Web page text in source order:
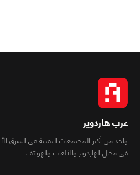
عرب هاردوير
واحد من أكبر المجتمعات التقنية فى الشرق
فى مجال الهاردوير والألعاب والهواتف